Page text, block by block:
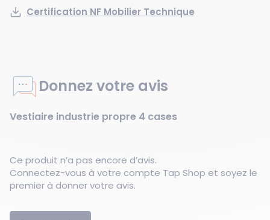
Certification NF Mobilier Technique
Donnez votre avis
Vestiaire industrie propre 4 cases
Ce produit n’a pas encore d’avis.
Connectez-vous à votre compte Tap Shop et soyez le
premier à donner votre avis.